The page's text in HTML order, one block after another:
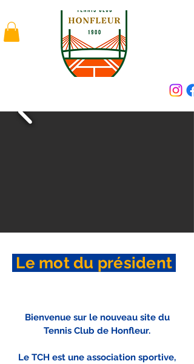
Le mot du président
Bienvenue sur le nouveau site du
Tennis Club de Honfleur.
Le TCH est une association sportive,